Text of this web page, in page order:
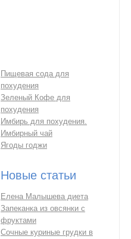
Пищевая сода для
похудения
Зеленый Кофе для
похудения
Имбирь для похудения.
Имбирный чай
Ягоды годжи
Новые статьи
Елена Малышева диета
Запеканка из овсянки с
фруктами
Сочные куриные грудки в